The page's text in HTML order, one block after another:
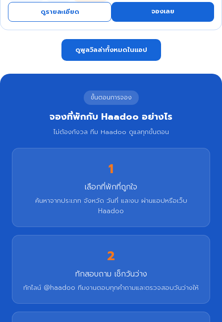
ดูรายละเอียด จองเลย
ดูพูลวิลล่าทั้งหมดในแอป
ขั้นตอนการจอง
จองที่พักกับ Haadoo อย่างไร
ไม่ต้องกังวล ทีม Haadoo ดูแลทุกขั้นตอน
1
เลือกที่พักที่ถูกใจ
ค้นหาจากประเภท จังหวัด วันที่ และงบ ผ่านแอปหรือเว็บ
Haadoo
2
ทักสอบถาม เช็กวันว่าง
ทักไลน์ @haadoo ทีมงานตอบทุกคำถามและตรวจสอบวันว่างให้